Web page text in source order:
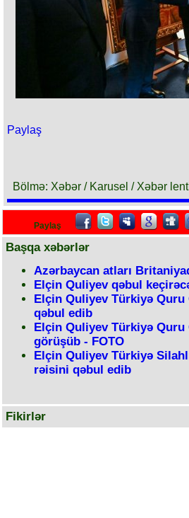
Paylaş
Bölmə: Xəbər / Karusel / Xəbər
Paylaş
Başqa xəbərlər
Azərbaycan atları
Elçin Quliyev qəbul
Elçin Quliyev Türkiyə Quru
qəbul edib
Elçin Quliyev Türkiyə Quru
görüşüb - FOTO
Elçin Quliyev Türkiyə
rəisini qəbul edib
Fikirlər